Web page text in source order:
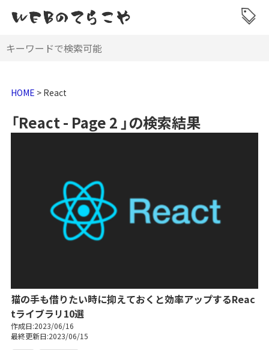
HOME > React
「React - Page 2 」の検索結果
猫の手も借りたい時に抑えておくと効率アップするReac
tライブラリ10選
作成日:2023/06/16
最終更新日:2023/06/15